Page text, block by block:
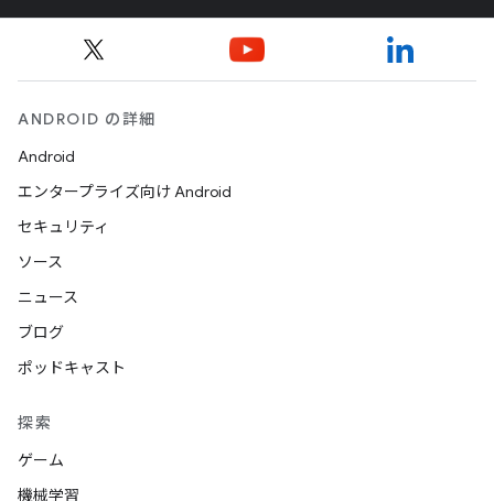
ANDROID の詳細
Android
エンタープライズ向け Android
セキュリティ
ソース
ニュース
ブログ
ポッドキャスト
探索
ゲーム
機械学習